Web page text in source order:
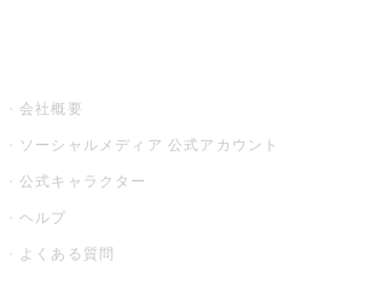
会社概要
ソーシャルメディア 公式アカウント
公式キャラクター
ヘルプ
よくある質問